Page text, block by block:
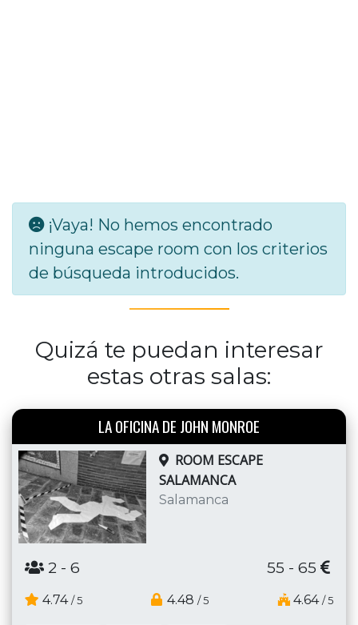
¡Vaya! No hemos encontrado
ninguna escape room con los criterios
de búsqueda introducidos.
Quizá te puedan interesar
estas otras salas:
LA OFICINA DE JOHN MONROE
ROOM ESCAPE
SALAMANCA
Salamanca
2 - 6 55 - 65
4.74 / 5 4.48 / 5 4.64 / 5